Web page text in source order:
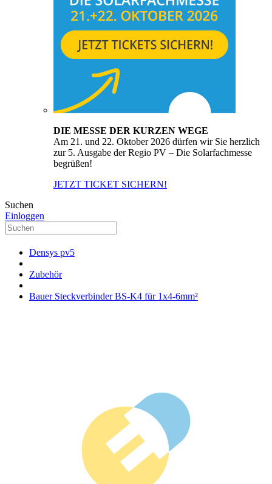
DIE MESSE DER KURZEN WEGE
Am 21. und 22. Oktober 2026 dürfen wir Sie herzlich
zur 5. Ausgabe der Regio PV – Die Solarfachmesse
begrüßen!
JETZT TICKET SICHERN!
Suchen
Einloggen
Densys pv5
Zubehör
Bauer Steckverbinder BS-K4 für 1x4-6mm²